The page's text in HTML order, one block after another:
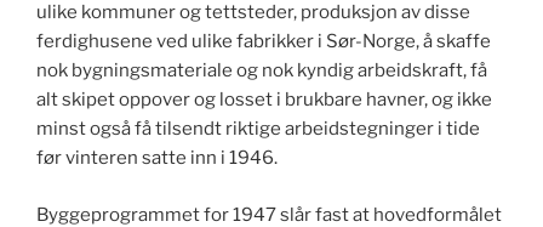
ulike kommuner og tettsteder, produksjon av disse
ferdighusene ved ulike fabrikker i Sør-Norge, å skaffe
nok bygningsmateriale og nok kyndig arbeidskraft, få
alt skipet oppover og losset i brukbare havner, og ikke
minst også få tilsendt riktige arbeidstegninger i tide
før vinteren satte inn i 1946.
Byggeprogrammet for 1947 slår fast at hovedformålet